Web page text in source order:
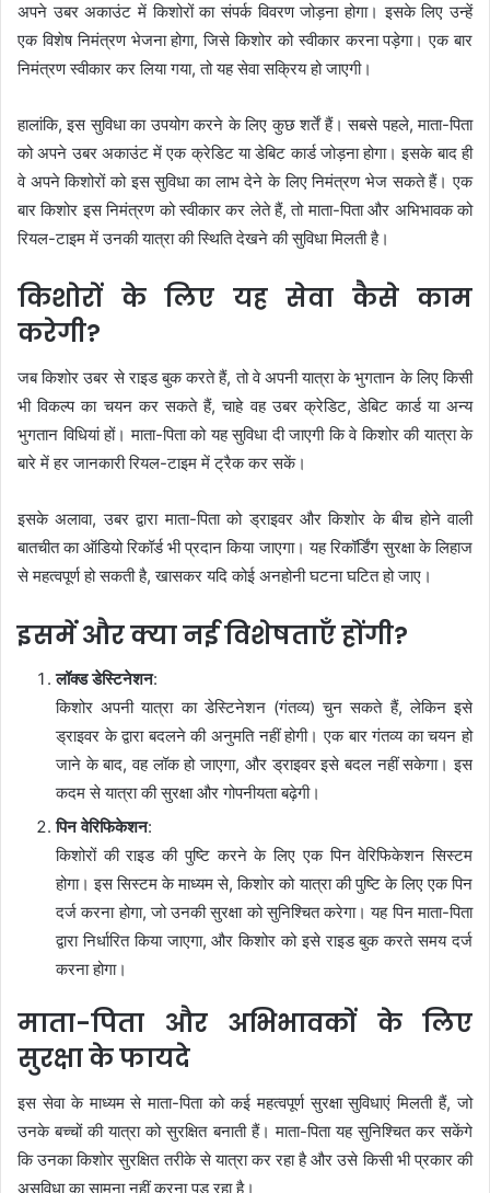
अपने उबर अकाउंट में किशोरों का संपर्क विवरण जोड़ना होगा। इसके लिए उन्हें
एक विशेष निमंत्रण भेजना होगा, जिसे किशोर को स्वीकार करना पड़ेगा। एक बार
निमंत्रण स्वीकार कर लिया गया, तो यह सेवा सक्रिय हो जाएगी।
हालांकि, इस सुविधा का उपयोग करने के लिए कुछ शर्तें हैं। सबसे पहले, माता-पिता
को अपने उबर अकाउंट में एक क्रेडिट या डेबिट कार्ड जोड़ना होगा। इसके बाद ही
वे अपने किशोरों को इस सुविधा का लाभ देने के लिए निमंत्रण भेज सकते हैं। एक
बार किशोर इस निमंत्रण को स्वीकार कर लेते हैं, तो माता-पिता और अभिभावक को
रियल-टाइम में उनकी यात्रा की स्थिति देखने की सुविधा मिलती है।
किशोरों के लिए यह सेवा कैसे काम
करेगी?
जब किशोर उबर से राइड बुक करते हैं, तो वे अपनी यात्रा के भुगतान के लिए किसी
भी विकल्प का चयन कर सकते हैं, चाहे वह उबर क्रेडिट, डेबिट कार्ड या अन्य
भुगतान विधियां हों। माता-पिता को यह सुविधा दी जाएगी कि वे किशोर की यात्रा के
बारे में हर जानकारी रियल-टाइम में ट्रैक कर सकें।
इसके अलावा, उबर द्वारा माता-पिता को ड्राइवर और किशोर के बीच होने वाली
बातचीत का ऑडियो रिकॉर्ड भी प्रदान किया जाएगा। यह रिकॉर्डिंग सुरक्षा के लिहाज
से महत्वपूर्ण हो सकती है, खासकर यदि कोई अनहोनी घटना घटित हो जाए।
इसमें और क्या नई विशेषताएँ होंगी?
लॉक्ड डेस्टिनेशन:
किशोर अपनी यात्रा का डेस्टिनेशन (गंतव्य) चुन सकते हैं, लेकिन इसे
ड्राइवर के द्वारा बदलने की अनुमति नहीं होगी। एक बार गंतव्य का चयन हो
जाने के बाद, वह लॉक हो जाएगा, और ड्राइवर इसे बदल नहीं सकेगा। इस
कदम से यात्रा की सुरक्षा और गोपनीयता बढ़ेगी।
पिन वेरिफिकेशन:
किशोरों की राइड की पुष्टि करने के लिए एक पिन वेरिफिकेशन सिस्टम
होगा। इस सिस्टम के माध्यम से, किशोर को यात्रा की पुष्टि के लिए एक पिन
दर्ज करना होगा, जो उनकी सुरक्षा को सुनिश्चित करेगा। यह पिन माता-पिता
द्वारा निर्धारित किया जाएगा, और किशोर को इसे राइड बुक करते समय दर्ज
करना होगा।
माता-पिता और अभिभावकों के लिए
सुरक्षा के फायदे
इस सेवा के माध्यम से माता-पिता को कई महत्वपूर्ण सुरक्षा सुविधाएं मिलती हैं, जो
उनके बच्चों की यात्रा को सुरक्षित बनाती हैं। माता-पिता यह सुनिश्चित कर सकेंगे
कि उनका किशोर सुरक्षित तरीके से यात्रा कर रहा है और उसे किसी भी प्रकार की
असुविधा का सामना नहीं करना पड़ रहा है।